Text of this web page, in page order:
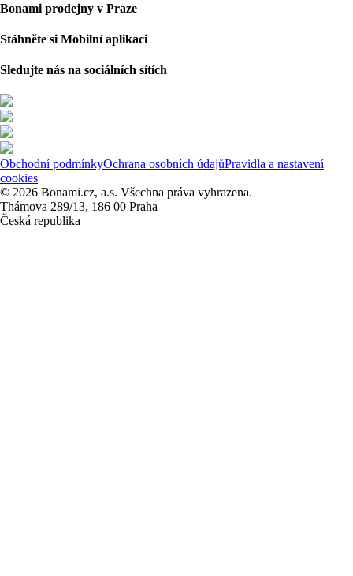
Bonami prodejny v Praze
Stáhněte si Mobilní aplikaci
Sledujte nás na sociálních sítích
Obchodní podmínkyOchrana osobních údajůPravidla a nastavení
cookies
© 2026 Bonami.cz, a.s. Všechna práva vyhrazena.
Thámova 289/13, 186 00 Praha
Česká republika